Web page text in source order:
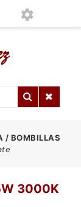
/ BOMBILLAS
3000K